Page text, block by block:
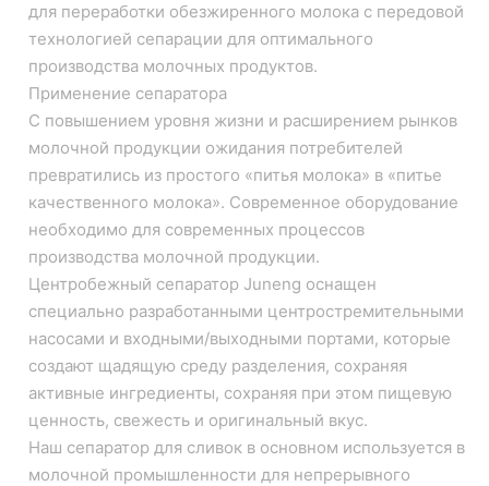
для переработки обезжиренного молока с передовой
технологией сепарации для оптимального
производства молочных продуктов.
Применение сепаратора
С повышением уровня жизни и расширением рынков
молочной продукции ожидания потребителей
превратились из простого «питья молока» в «питье
качественного молока». Современное оборудование
необходимо для современных процессов
производства молочной продукции.
Центробежный сепаратор Juneng оснащен
специально разработанными центростремительными
насосами и входными/выходными портами, которые
создают щадящую среду разделения, сохраняя
активные ингредиенты, сохраняя при этом пищевую
ценность, свежесть и оригинальный вкус.
Наш сепаратор для сливок в основном используется в
молочной промышленности для непрерывного